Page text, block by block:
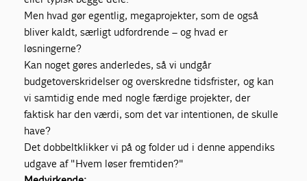
Men hvad gør egentlig, megaprojekter, som de også
bliver kaldt, særligt udfordrende – og hvad er
løsningerne?
Kan noget gøres anderledes, så vi undgår
budgetoverskridelser og overskredne tidsfrister, og kan
vi samtidig ende med nogle færdige projekter, der
faktisk har den værdi, som det var intentionen, de skulle
have?
Det dobbeltklikker vi på og folder ud i denne appendiks
udgave af "Hvem løser fremtiden?"